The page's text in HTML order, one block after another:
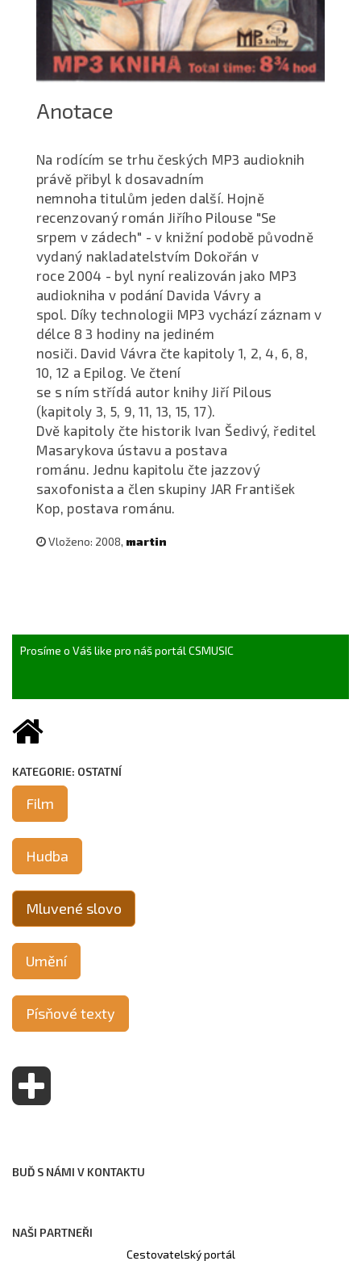
Anotace
Na rodícím se trhu českých MP3 audioknih
právě přibyl k dosavadním
nemnoha titulům jeden další. Hojně
recenzovaný román Jiřího Pilouse "Se
srpem v zádech" - v knižní podobě původně
vydaný nakladatelstvím Dokořán v
roce 2004 - byl nyní realizován jako MP3
audiokniha v podání Davida Vávry a
spol. Díky technologii MP3 vychází záznam v
délce 8 3 hodiny na jediném
nosiči. David Vávra čte kapitoly 1, 2, 4, 6, 8,
10, 12 a Epilog. Ve čtení
se s ním střídá autor knihy Jiří Pilous
(kapitoly 3, 5, 9, 11, 13, 15, 17).
Dvě kapitoly čte historik Ivan Šedivý, ředitel
Masarykova ústavu a postava
románu. Jednu kapitolu čte jazzový
saxofonista a člen skupiny JAR František
Kop, postava románu.
Vloženo: 2008, martin
Prosíme o Váš like pro náš portál CSMUSIC
KATEGORIE: OSTATNÍ
Film
Hudba
Mluvené slovo
Umění
Písňové texty
BUĎ S NÁMI V KONTAKTU
NAŠI PARTNEŘI
Cestovatelský portál